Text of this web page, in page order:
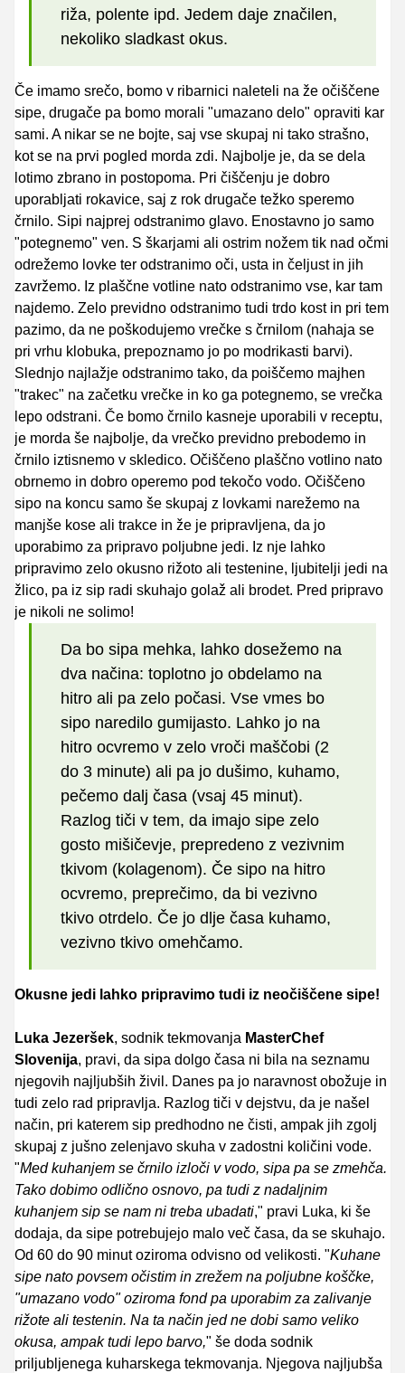
riža, polente ipd. Jedem daje značilen,
nekoliko sladkast okus.
Če imamo srečo, bomo v ribarnici naleteli na že očiščene
sipe, drugače pa bomo morali "umazano delo" opraviti kar
sami. A nikar se ne bojte, saj vse skupaj ni tako strašno,
kot se na prvi pogled morda zdi. Najbolje je, da se dela
lotimo zbrano in postopoma. Pri čiščenju je dobro
uporabljati rokavice, saj z rok drugače težko speremo
črnilo. Sipi najprej odstranimo glavo. Enostavno jo samo
"potegnemo" ven. S škarjami ali ostrim nožem tik nad očmi
odrežemo lovke ter odstranimo oči, usta in čeljust in jih
zavržemo. Iz plaščne votline nato odstranimo vse, kar tam
najdemo. Zelo previdno odstranimo tudi trdo kost in pri tem
pazimo, da ne poškodujemo vrečke s črnilom (nahaja se
pri vrhu klobuka, prepoznamo jo po modrikasti barvi).
Slednjo najlažje odstranimo tako, da poiščemo majhen
"trakec" na začetku vrečke in ko ga potegnemo, se vrečka
lepo odstrani. Če bomo črnilo kasneje uporabili v receptu,
je morda še najbolje, da vrečko previdno prebodemo in
črnilo iztisnemo v skledico. Očiščeno plaščno votlino nato
obrnemo in dobro operemo pod tekočo vodo. Očiščeno
sipo na koncu samo še skupaj z lovkami narežemo na
manjše kose ali trakce in že je pripravljena, da jo
uporabimo za pripravo poljubne jedi. Iz nje lahko
pripravimo zelo okusno rižoto ali testenine, ljubitelji jedi na
žlico, pa iz sip radi skuhajo golaž ali brodet. Pred pripravo
je nikoli ne solimo!
Da bo sipa mehka, lahko dosežemo na
dva načina: toplotno jo obdelamo na
hitro ali pa zelo počasi. Vse vmes bo
sipo naredilo gumijasto. Lahko jo na
hitro ocvremo v zelo vroči maščobi (2
do 3 minute) ali pa jo dušimo, kuhamo,
pečemo dalj časa (vsaj 45 minut).
Razlog tiči v tem, da imajo sipe zelo
gosto mišičevje, prepredeno z vezivnim
tkivom (kolagenom). Če sipo na hitro
ocvremo, preprečimo, da bi vezivno
tkivo otrdelo. Če jo dlje časa kuhamo,
vezivno tkivo omehčamo.
Okusne jedi lahko pripravimo tudi iz neočiščene sipe!
Luka Jezeršek, sodnik tekmovanja MasterChef
Slovenija, pravi, da sipa dolgo časa ni bila na seznamu
njegovih najljubših živil. Danes pa jo naravnost obožuje in
tudi zelo rad pripravlja. Razlog tiči v dejstvu, da je našel
način, pri katerem sip predhodno ne čisti, ampak jih zgolj
skupaj z jušno zelenjavo skuha v zadostni količini vode.
"Med kuhanjem se črnilo izloči v vodo, sipa pa se zmehča.
Tako dobimo odlično osnovo, pa tudi z nadaljnim
kuhanjem sip se nam ni treba ubadati," pravi Luka, ki še
dodaja, da sipe potrebujejo malo več časa, da se skuhajo.
Od 60 do 90 minut oziroma odvisno od velikosti. "Kuhane
sipe nato povsem očistim in zrežem na poljubne koščke,
"umazano vodo" oziroma fond pa uporabim za zalivanje
rižote ali testenin. Na ta način jed ne dobi samo veliko
okusa, ampak tudi lepo barvo," še doda sodnik
priljubljenega kuharskega tekmovanja. Njegova najljubša